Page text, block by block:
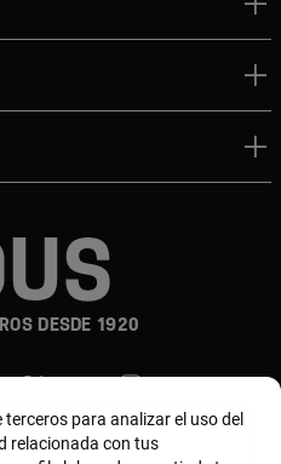
DESDE 1920
para analizar el uso del
relacionada con tus